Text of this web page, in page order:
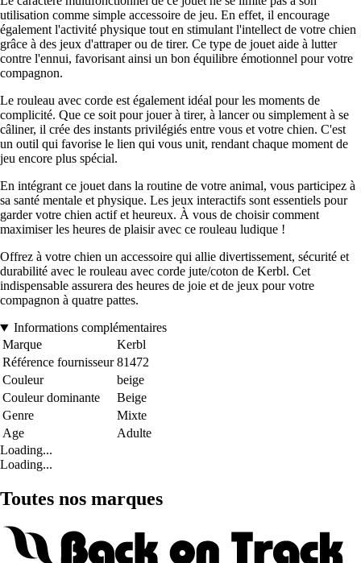
utilisation comme simple accessoire de jeu. En effet, il encourage
également l'activité physique tout en stimulant l'intellect de votre chien
grâce à des jeux d'attraper ou de tirer. Ce type de jouet aide à lutter
contre l'ennui, favorisant ainsi un bon équilibre émotionnel pour votre
compagnon.
Le rouleau avec corde est également idéal pour les moments de
complicité. Que ce soit pour jouer à tirer, à lancer ou simplement à se
câliner, il crée des instants privilégiés entre vous et votre chien. C'est
un outil qui favorise le lien qui vous unit, rendant chaque moment de
jeu encore plus spécial.
En intégrant ce jouet dans la routine de votre animal, vous participez à
sa santé mentale et physique. Les jeux interactifs sont essentiels pour
garder votre chien actif et heureux. À vous de choisir comment
maximiser les heures de plaisir avec ce rouleau ludique !
Offrez à votre chien un accessoire qui allie divertissement, sécurité et
durabilité avec le rouleau avec corde jute/coton de Kerbl. Cet
indispensable assurera des heures de joie et de jeux pour votre
compagnon à quatre pattes.
Informations complémentaires
Marque
Kerbl
Référence fournisseur 81472
Couleur
beige
Couleur dominante
Beige
Genre
Mixte
Age
Adulte
Loading...
Loading...
Toutes nos marques